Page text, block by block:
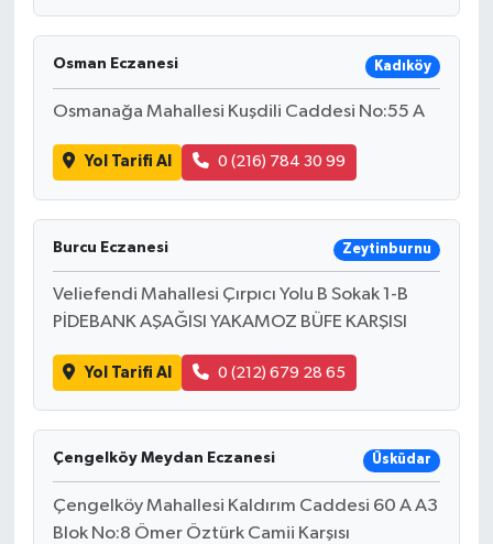
Osman Eczanesi Kadıköy
Osmanağa Mahallesi Kuşdili Caddesi No:55 A
Yol Tarifi Al 0 (216) 784 30 99
Burcu Eczanesi Zeytinburnu
Veliefendi Mahallesi Çırpıcı Yolu B Sokak 1-B
PİDEBANK AŞAĞISI YAKAMOZ BÜFE KARŞISI
Yol Tarifi Al 0 (212) 679 28 65
Çengelköy Meydan Eczanesi Üsküdar
Çengelköy Mahallesi Kaldırım Caddesi 60 A A3
Blok No:8 Ömer Öztürk Camii Karşısı
Politika
YEREL
BÖLGEDEN
BİLİM TEKNOLOJİ
SEÇİM 2015
YARIŞMALAR
TANITIM